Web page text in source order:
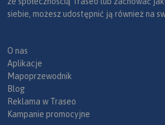
siebie, możesz udostępnić ją również na
O nas
Aplikacje
Mapoprzewodnik
Blog
Reklama w Traseo
Kampanie promocyjne